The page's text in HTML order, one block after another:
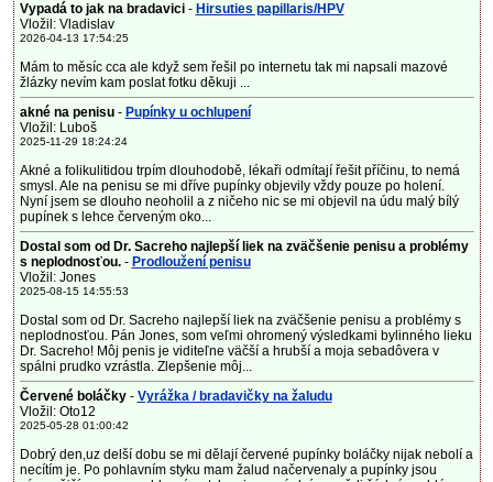
Vypadá to jak na bradavici - Hirsuties papillaris/HPV
Vložil: Vladislav
2026-04-13 17:54:25
Mám to měsíc cca ale když sem řešil po internetu tak mi napsali mazové
žlázky nevím kam poslat fotku děkuji ...
akné na penisu- Pupínky u ochlupení
Vložil: Luboš
2025-11-29 18:24:24
Akné a folikulitidou trpím dlouhodobě, lékaři odmítají řešit příčinu, to nemá
smysl. Ale na penisu se mi dříve pupínky objevily vždy pouze po holení.
Nyní jsem se dlouho neoholil a z ničeho nic se mi objevil na údu malý bílý
pupínek s lehce červeným oko...
Dostal som od Dr. Sacreho najlepší liek na zväčšenie penisu a problémy
s neplodnosťou.- Prodloužení penisu
Vložil: Jones
2025-08-15 14:55:53
Dostal som od Dr. Sacreho najlepší liek na zväčšenie penisu a problémy s
neplodnosťou. Pán Jones, som veľmi ohromený výsledkami bylinného lieku
Dr. Sacreho! Môj penis je viditeľne väčší a hrubší a moja sebadôvera v
spálni prudko vzrástla. Zlepšenie môj...
Červené boláčky - Vyrážka / bradavičky na žaludu
Vložil: Oto12
2025-05-28 01:00:42
Dobrý den,uz delší dobu se mi dělají červené pupínky boláčky nijak nebolí a
necítím je. Po pohlavním styku mam žalud načervenaly a pupínky jsou